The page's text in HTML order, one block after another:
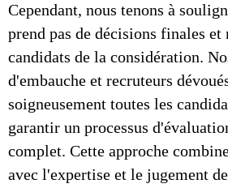
Cependant, nous tenons à
prend pas de décisions finales
candidats de la considération.
d'embauche et recruteurs
soigneusement toutes les
garantir un processus
complet. Cette approche
avec l'expertise et le jugement